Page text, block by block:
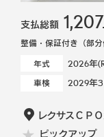
支払総額
整備・保証付き（部
年式
2026年
車検 2029年3
レクサスＣＰ
ピックアップ